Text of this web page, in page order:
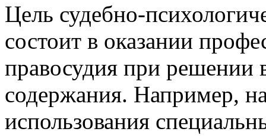
Цель судебно-
состоит в оказании
правосудия при решении
содержания. Например,
использования